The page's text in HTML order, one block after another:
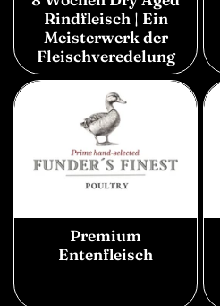
Rindfleisch | Ein
Meisterwerk der
Fleischveredelung
Premium
Entenfleisch